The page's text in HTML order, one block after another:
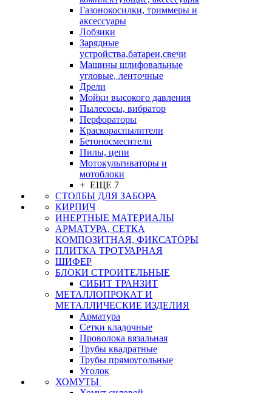
Газонокосилки, триммеры и
аксессуары
Лобзики
Зарядные
устройства,батареи,свечи
Машины шлифовальные
угловые, ленточные
Дрели
Мойки высокого давления
Пылесосы, вибратор
Перфораторы
Краскораспылители
Бетоносмесители
Пилы, цепи
Мотокультиваторы и
мотоблоки
+ ЕЩЕ 7
СТОЛБЫ ДЛЯ ЗАБОРА
КИРПИЧ
ИНЕРТНЫЕ МАТЕРИАЛЫ
АРМАТУРА, СЕТКА
КОМПОЗИТНАЯ, ФИКСАТОРЫ
ПЛИТКА ТРОТУАРНАЯ
ШИФЕР
БЛОКИ СТРОИТЕЛЬНЫЕ
СИБИТ ТРАНЗИТ
МЕТАЛЛОПРОКАТ И
МЕТАЛЛИЧЕСКИЕ ИЗДЕЛИЯ
Арматура
Сетки кладочные
Проволока вязальная
Трубы квадратные
Трубы прямоугольные
Уголок
ХОМУТЫ